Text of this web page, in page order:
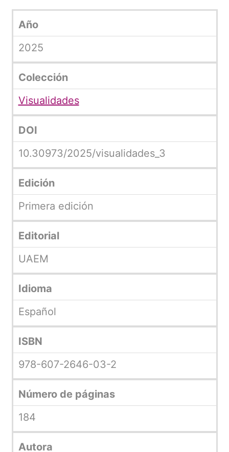
Año
2025
Colección
Visualidades
DOI
10.30973/2025/visualidades_3
Edición
Primera edición
Editorial
UAEM
Idioma
Español
ISBN
978-607-2646-03-2
Número de páginas
184
Autora